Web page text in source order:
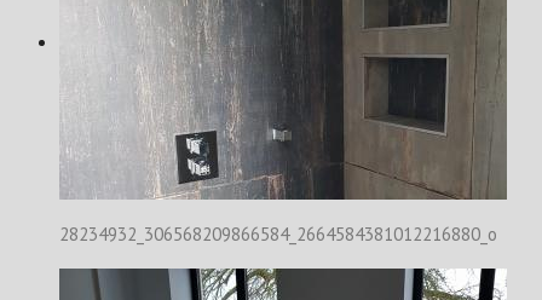
28234932_306568209866584_2664584381012216880_o